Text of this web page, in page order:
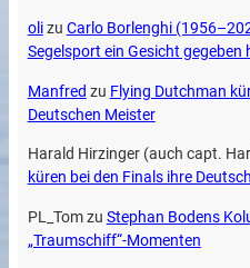
olizu Carlo Borlenghi
Segelsport ein Gesicht gegeben
Manfred zu Flying Dutchman
Deutschen Meister
Harald Hirzinger (auch capt.
küren bei den Finals ihre
PL_Tomzu Stephan Bodens
„Traumschiff“-Momenten